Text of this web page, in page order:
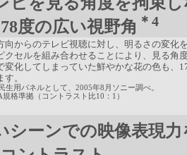
度の広い視野角 ＊4
からのテレビ視聴に対し、明るさの変化
クセルを組み合わせることにより、見る角
変化してしまっていた鮮やかな花の色も、
。
生用パネルとして、2005年8月ソニー調べ。
規格準拠（コントラスト比10：1）
シーンでの映像表現